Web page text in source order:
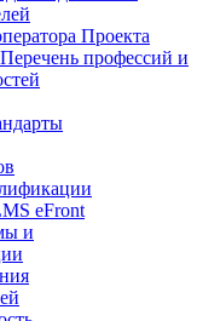
Проекта
профессий и
eFront
и